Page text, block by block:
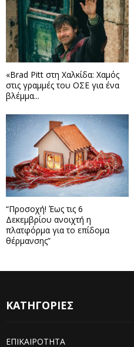
«Brad Pitt στη Χαλκίδα: Χαμός
στις γραμμές του ΟΣΕ για ένα
βλέμμα...
“Προσοχή! Έως τις 6
Δεκεμβρίου ανοιχτή η
πλατφόρμα για το επίδομα
θέρμανσης”
ΚΑΤΗΓΟΡΙΕΣ
ΕΠΙΚΑΙΡΟΤΗΤΑ